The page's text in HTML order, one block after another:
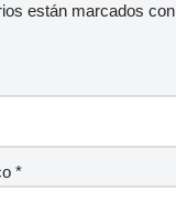
están marcados con
*